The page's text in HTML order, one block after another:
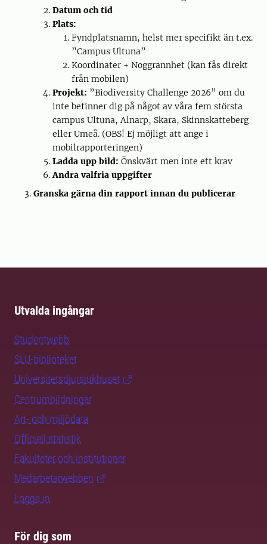
Datum och tid
Plats:
Fyndplatsnamn, helst mer specifikt än t.ex.
”Campus Ultuna”
Koordinater + Noggrannhet (kan fås direkt
från mobilen)
Projekt: ”Biodiversity Challenge 2026” om du
inte befinner dig på något av våra fem största
campus Ultuna, Alnarp, Skara, Skinnskatteberg
eller Umeå. (OBS! Ej möjligt att ange i
mobilrapporteringen)
Ladda upp bild: Önskvärt men inte ett krav
Andra valfria uppgifter
Granska gärna din rapport innan du publicerar
Utvalda ingångar
Studentwebb
SLU-biblioteket
Universitetsdjursjukhuset
Centrumbildningar
Art- och miljödata
Officiell statistik
Fakulteter och institutioner
Medarbetarwebben
Logga in
För dig som